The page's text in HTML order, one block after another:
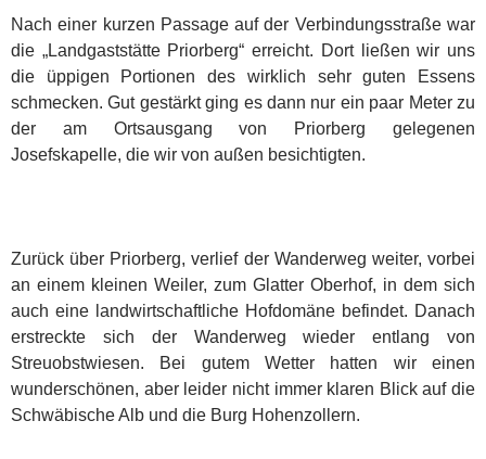
Nach einer kurzen Passage auf der Verbindungsstraße war
die „Landgaststätte Priorberg“ erreicht. Dort ließen wir uns
die üppigen Portionen des wirklich sehr guten Essens
schmecken. Gut gestärkt ging es dann nur ein paar Meter zu
der am Ortsausgang von Priorberg gelegenen
Josefskapelle, die wir von außen besichtigten.
Zurück über Priorberg, verlief der Wanderweg weiter, vorbei
an einem kleinen Weiler, zum Glatter Oberhof, in dem sich
auch eine landwirtschaftliche Hofdomäne befindet. Danach
erstreckte sich der Wanderweg wieder entlang von
Streuobstwiesen. Bei gutem Wetter hatten wir einen
wunderschönen, aber leider nicht immer klaren Blick auf die
Schwäbische Alb und die Burg Hohenzollern.